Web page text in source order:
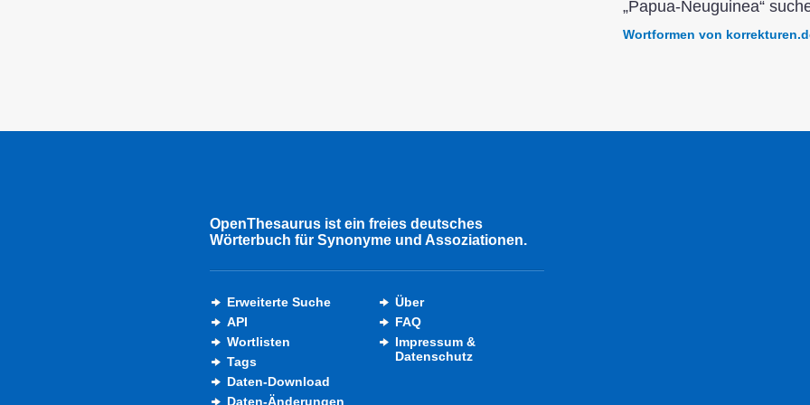
„Papua-Neuguinea“
Wortformen von
OpenThesaurus ist ein freies deutsches
Wörterbuch für Synonyme und Assoziationen.
Erweiterte Suche
API
Wortlisten
Tags
Daten-Download
Daten-Änderungen
Über
FAQ
Impressum &
Datenschutz